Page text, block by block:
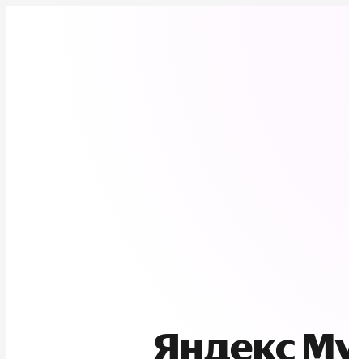
Яндекс